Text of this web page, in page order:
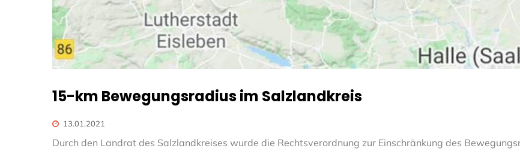
15-km Bewegungsradius im Salzlandkreis
13.01.2021
Durch den Landrat des Salzlandkreises wurde die Rechtsverordnung zur Einschränkung des